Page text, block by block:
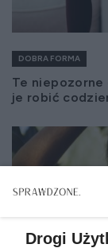
DOBRA FORMA
Te niepozorne
je robić
Drogi